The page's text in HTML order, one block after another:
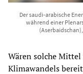
Der saudi-arabische
während einer
Wären solche Mittel
Klimawandels